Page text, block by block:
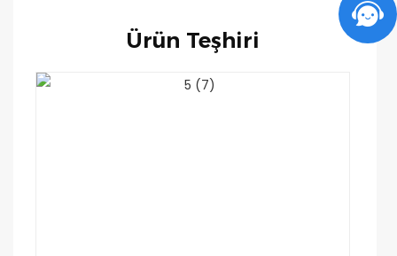
Ürün Teşhiri